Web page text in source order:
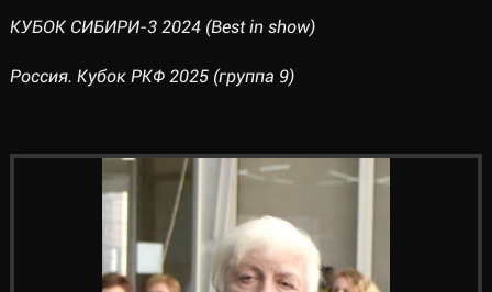
КУБОК СИБИРИ-3 2024 (Best in show)
Россия. Кубок РКФ 2025 (группа 9)